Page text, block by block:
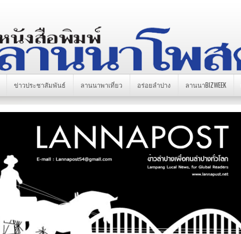
ข่าวประชาสัมพันธ์ ลานนาพาเที่ยว อร่อยลำปาง ลานนาBIZWEEK